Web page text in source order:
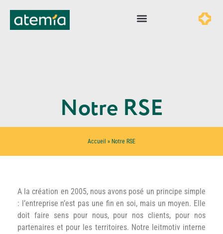
Notre RSE
Accueil » Notre RSE
A la création en 2005, nous avons posé un principe simple
: l’entreprise n’est pas une fin en soi, mais un moyen. Elle
doit faire sens pour nous, pour nos clients, pour nos
partenaires et pour les territoires. Notre leitmotiv interne